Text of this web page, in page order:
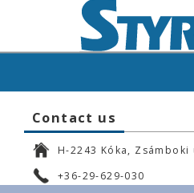
Contact us
H-2243 Kóka,
+36-29-629-030